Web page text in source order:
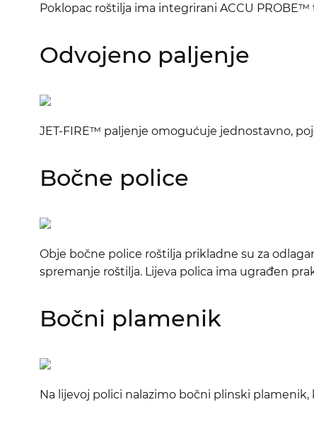
Poklopac roštilja ima integrirani ACCU
Odvojeno paljenje
JET-FIRE™ paljenje omogućuje jednostavno,
Bočne police
Obje bočne police roštilja prikladne su za
spremanje roštilja. Lijeva polica ima ugrađen
Bočni plamenik
Na lijevoj polici nalazimo bočni plinski